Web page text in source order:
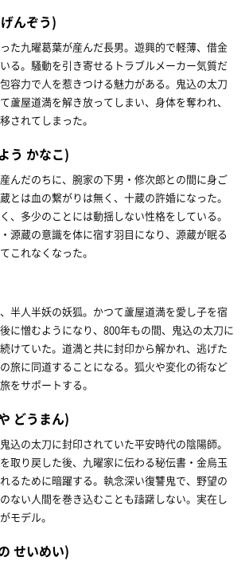
んぞう)
た九曜葛葉が産んだ長男。遊興的で軽薄、借金
る。騒動を引き寄せるトラブルメーカー気質だ
容力で人を惹きつける魅力がある。鬼込の太刀
蘆屋道満を解き放ってしまい、身体を奪われ、
されてしまった。
う かなこ)
んだのちに、腕家の下男・修次郎との間に身ご
とは血の繋がりは無く、十蔵の許婚になった。
、多少のことには動揺しない性格をしている。
源蔵の意識を体に宿す羽目になり、源蔵が眠る
これなくなった。
半人半妖の妖狐。かつて蘆屋道満を愛し子を宿
に憎むようになり、800年もの間、鬼込の太刀に
けていた。道満と共に封印から解かれ、逃げた
旅に同道することになる。狐火や変化の術など
をサポートする。
どうまん)
込の太刀に封印されていた平安時代の陰陽師。
取り戻した後、九曜家に伝わる秘伝書・金烏玉
るために暗躍する。執念深い復讐鬼で、野望の
ない人間を巻き込むことも躊躇しない。実在し
モデル。
せいめい)